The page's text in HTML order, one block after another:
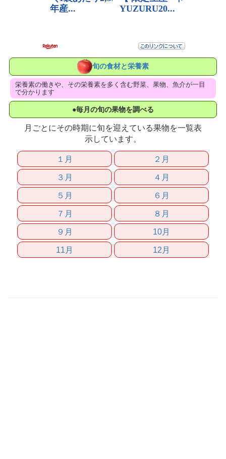
旬の食材と栄養素
栄養素の働きや、その栄養素を多く含む野菜、果物、魚介が一目
で分かります
●毎月の旬の果物を調べる
月ごとにその時期に旬を迎えている果物を一覧表
示しています。
１月
２月
３月
４月
５月
６月
７月
８月
９月
10月
11月
12月